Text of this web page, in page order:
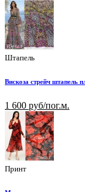
Штапель
Вискоза стрейч штапель
1 600 руб/пог.м.
Принт